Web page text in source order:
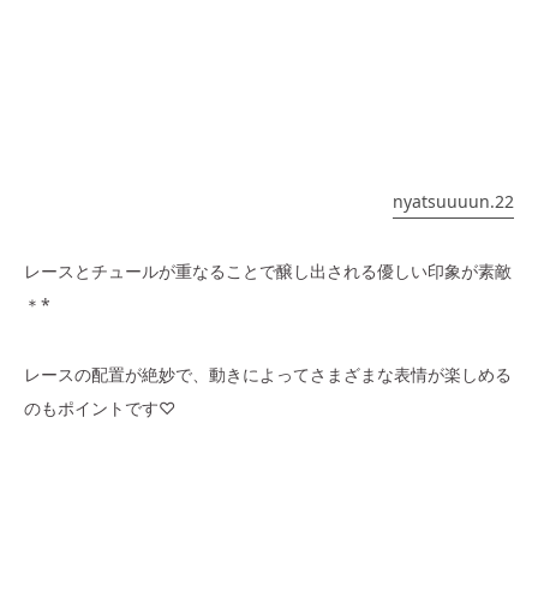
nyatsuuuun.22
レースとチュールが重なることで醸し出される優しい印象が素敵
＊*
レースの配置が絶妙で、動きによってさまざまな表情が楽しめる
のもポイントです♡